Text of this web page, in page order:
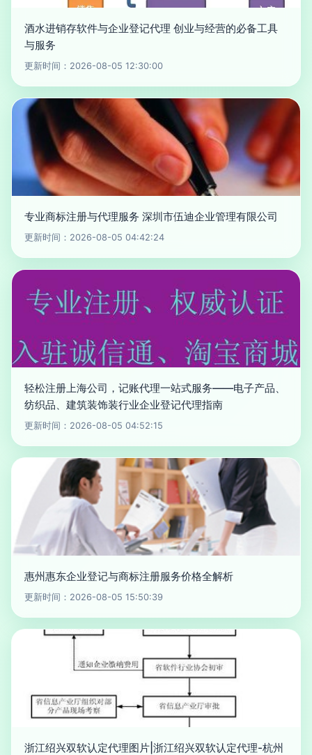
酒水进销存软件与企业登记代理 创业与经营的必备工具
与服务
更新时间：2026-08-05 12:30:00
专业商标注册与代理服务 深圳市伍迪企业管理有限公司
更新时间：2026-08-05 04:42:24
轻松注册上海公司，记账代理一站式服务——电子产品、
纺织品、建筑装饰装行业企业登记代理指南
更新时间：2026-08-05 04:52:15
惠州惠东企业登记与商标注册服务价格全解析
更新时间：2026-08-05 15:50:39
浙江绍兴双软认定代理图片|浙江绍兴双软认定代理-杭州